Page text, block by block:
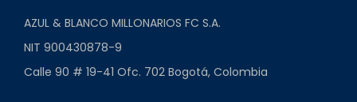
AZUL & BLANCO MILLONARIOS FC S.A.
NIT 900430878-9
Calle 90 # 19-41 Ofc. 702 Bogotá, Colombia